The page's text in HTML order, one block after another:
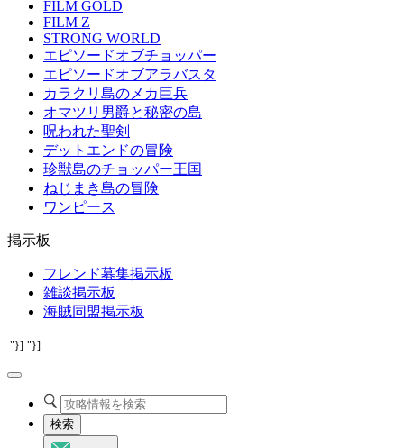
FILM GOLD
FILM Z
STRONG WORLD
エピソードオブチョッパー
エピソードオブアラバスタ
カラクリ島のメカ巨兵
オマツリ男爵と秘密の島
呪われた聖剣
デットエンドの冒険
珍獣島のチョッパー王国
ねじまき島の冒険
ワンピース
掲示板
フレンド募集掲示板
雑談掲示板
海賊同盟掲示板
"}] "}]
検索